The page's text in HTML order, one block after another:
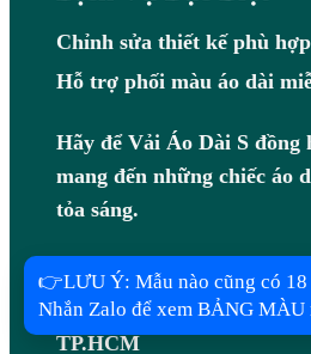
Chỉnh sửa thiết kế phù
Hỗ trợ phối màu áo dài
Hãy để Vải Áo Dài S đồng
mang đến những chiếc áo
tỏa sáng.
Hotline: 0983408097
Địa chỉ: B7/7R Võ Văn
TP.HCM